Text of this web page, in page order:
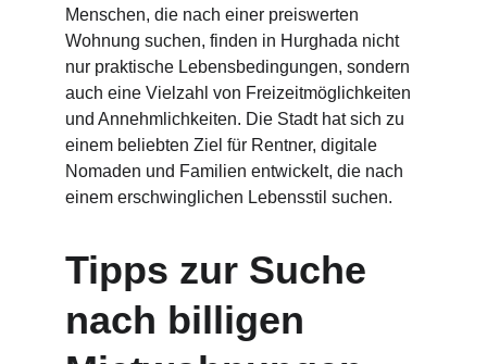
Menschen, die nach einer preiswerten
Wohnung suchen, finden in Hurghada nicht
nur praktische Lebensbedingungen, sondern
auch eine Vielzahl von Freizeitmöglichkeiten
und Annehmlichkeiten. Die Stadt hat sich zu
einem beliebten Ziel für Rentner, digitale
Nomaden und Familien entwickelt, die nach
einem erschwinglichen Lebensstil suchen.
Tipps zur Suche
nach billigen